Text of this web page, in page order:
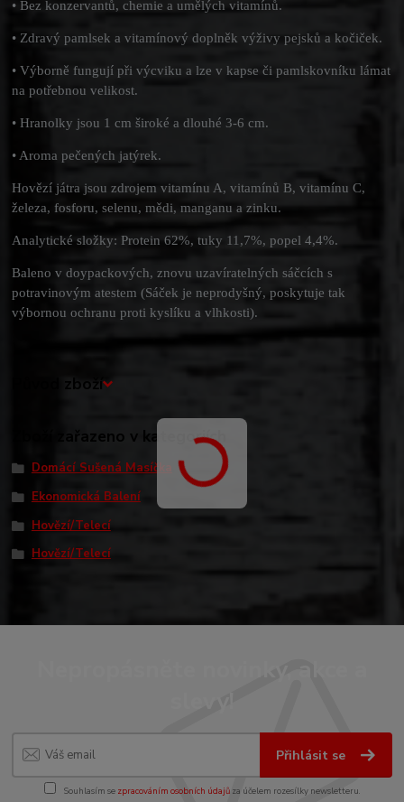
• Bez konzervantů, chemie a umělých vitamínů.
• Zdravý pamlsek a vitamínový doplněk výživy pejsků a kočiček.
• Výborně fungují při výcviku a lze v kapse či pamlskovníku lámat
na potřebnou velikost.
• Hranolky jsou 1 cm široké a dlouhé 3-6 cm.
• Aroma pečených jatýrek.
Hovězí játra jsou zdrojem vitamínu A, vitamínů B, vitamínu C,
železa, fosforu, selenu, mědi, manganu a zinku.
Analytické složky: Protein 62%, tuky 11,7%, popel 4,4%.
Baleno v doypackových, znovu uzavíratelných sáčcích s
potravinovým atestem (Sáček je neprodyšný, poskytuje tak
výbornou ochranu proti kyslíku a vlhkosti).
Původ zboží
Zboží zařazeno v kategoriích
Domácí Sušená Masíčka
Ekonomická Balení
Hovězí/Telecí
Hovězí/Telecí
Přihlásit se
Souhlasím se zpracováním osobních údajůza účelem rozesílky newsletteru.